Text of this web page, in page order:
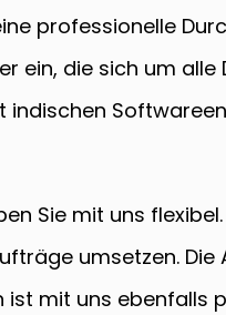
professionelle
ein, die sich um
Sie mit uns
umsetzen. Die
mit uns ebenfalls